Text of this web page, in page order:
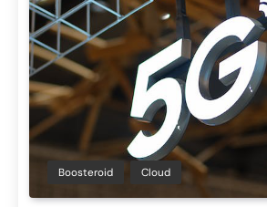
Boosteroid Cloud